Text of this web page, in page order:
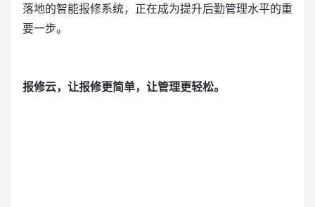
落地的智能报修系统，正在成为提升后勤管理水平的重
要一步。
报修云，让报修更简单，让管理更轻松。